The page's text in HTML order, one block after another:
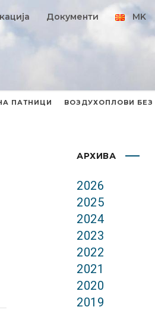
Документи MK
ПАТНИЦИ ВОЗДУХОПЛОВИ
АРХИВА
2026
2025
2024
2023
2022
2021
2020
2019